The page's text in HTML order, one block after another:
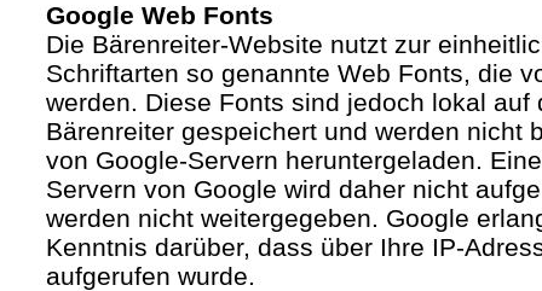
Google Web Fonts
Die Bärenreiter-Website nutzt zur
Schriftarten so genannte Web Fonts, die
werden. Diese Fonts sind jedoch lokal auf
Bärenreiter gespeichert und werden nicht
von Google-Servern heruntergeladen.
Servern von Google wird daher nicht
werden nicht weitergegeben. Google
Kenntnis darüber, dass über Ihre IP-
aufgerufen wurde.